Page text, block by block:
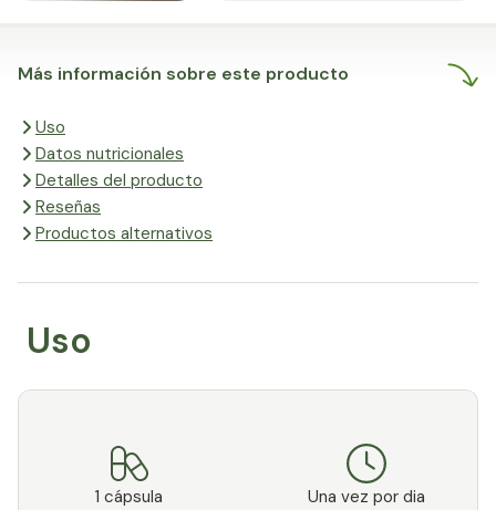
Más información sobre este producto
Uso
Datos nutricionales
Detalles del producto
Reseñas
Productos alternativos
Uso
1 cápsula Una vez por dia